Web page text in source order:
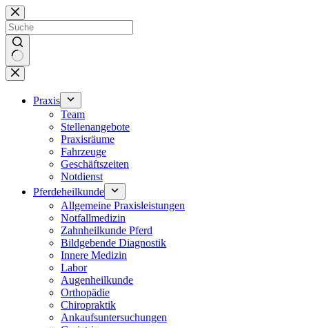
Zum
Inhalt
springen
Keine
Ergebnisse
Praxis
Team
Stellenangebote
Praxisräume
Fahrzeuge
Geschäftszeiten
Notdienst
Pferdeheilkunde
Allgemeine Praxisleistungen
Notfallmedizin
Zahnheilkunde Pferd
Bildgebende Diagnostik
Innere Medizin
Labor
Augenheilkunde
Orthopädie
Chiropraktik
Ankaufsuntersuchungen